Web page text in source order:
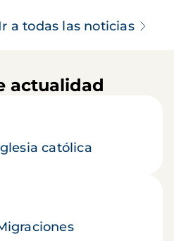
a todas las noticias
actualidad
católica